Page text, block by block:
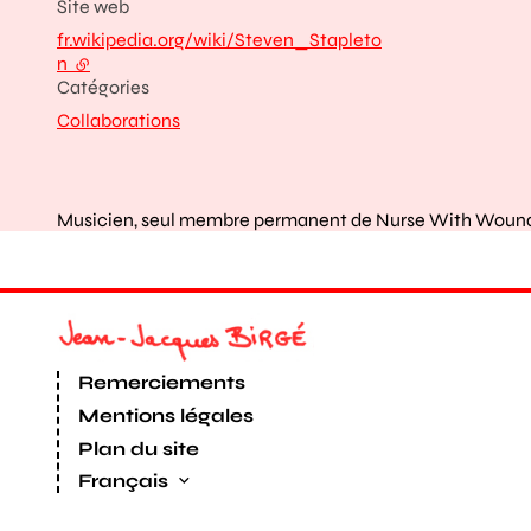
Catégories
Collaborations
Site web
fr.wikipedia.org/wiki/Steven_Stapleto
n - lien externe
Musicien, seul membre permanent de Nurse With
Remerciements
Mentions légales
Plan du site
Français